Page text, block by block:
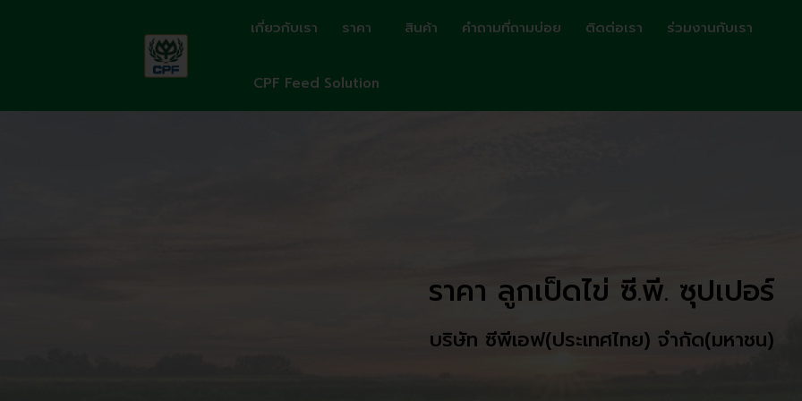
เกี่ยวกับเรา ราคา สินค้า คำถามที่ถามบ่อย ติดต่อเรา ร่วมงานกับเรา
CPF Feed Solution
ราคา ลูกเป็ดไข่ ซี.พี. ซุปเปอร์
บริษัท ซีพีเอฟ(ประเทศไทย) จำกัด(มหาชน)